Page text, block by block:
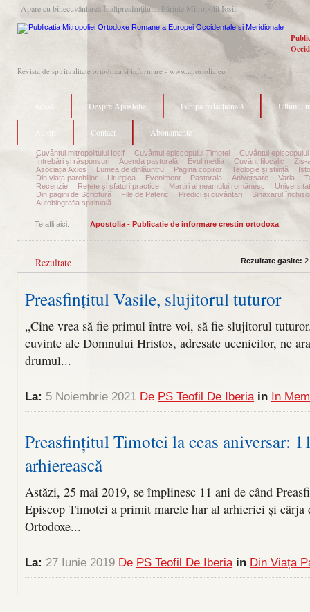
Apare cu binecuvântarea Înaltpresfinţitului Părinte Mitropolit Iosif
Revista de spiritualitate ortodoxa si informare - www.apostolia.eu
Acasă Despre Apostolia Echipa redacțională Ultimul
Autori Contact Abonamente
Cuvântul mitropolitului Iosif Cuvântul episcopului Timotei
Cuvântul episcopului
Întrebări și răspunsuri
Agenda pastorală Evul media Cuvânt filocalic
Zis-
Asociația Axios
Lumea de dinlăuntru Pagina copiilor Teologie și stiință
Din viața parohiilor
Liturgica Eveniment Pastorala Aniversare Varia
Recenzie
Rețete și sfaturi practice Martiri ai neamului românesc
Din pagini de Scriptură
File de Pateric Predici și cuvântări
Sinaxarul
Autobiografia spirituală
Te afli aici: Apostolia - Publicatie de informare crestin ortodoxa
Rezultate Rezultate gasite: 2
Preasfințitul Vasile, slujitorul tuturor
„Cine vrea să fie primul între voi, să fie slujitorul
cuvinte ale Domnului Hristos, adresate ucenicilor, ne
drumul...
La: 5 Noiembrie 2021 De PS Teofil De Iberia in In
Preasfințitul Timotei la ceas aniversar:
arhierească
Astăzi, 25 mai 2019, se împlinesc 11 ani de când
Episcop Timotei a primit marele har al arhieriei și cârja
Ortodoxe...
La: 27 Iunie 2019 De PS Teofil De Iberia in Din Viața